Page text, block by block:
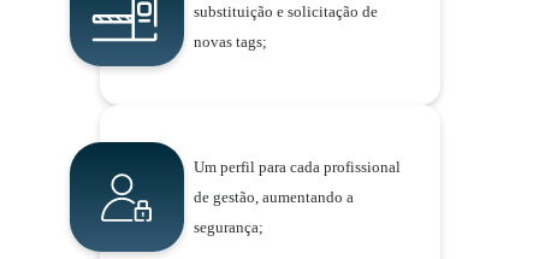
substituição e solicitação de
novas tags;
Um perfil para cada profissional
de gestão, aumentando a
segurança;